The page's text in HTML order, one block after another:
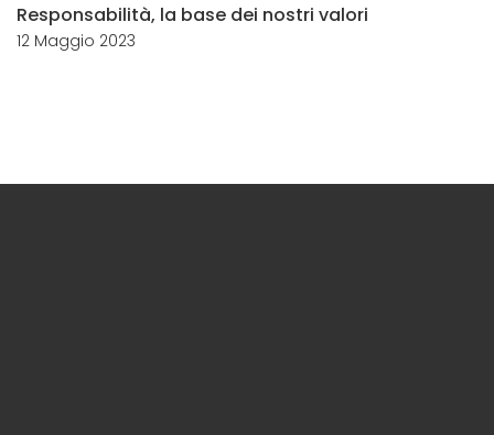
Responsabilità, la base dei nostri valori
12 Maggio 2023